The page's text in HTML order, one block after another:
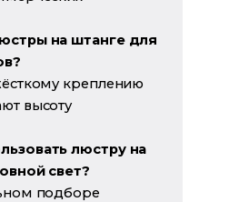
на штанге для
креплению
высоту
люстру на
свет?
подборе